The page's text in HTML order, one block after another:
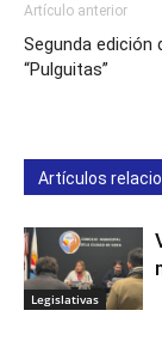
Artículo anterior
Segunda edición
“Pulguitas”
Artículos
Legislativas